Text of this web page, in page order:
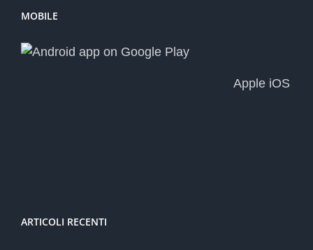
MOBILE
Apple iOS
ARTICOLI RECENTI